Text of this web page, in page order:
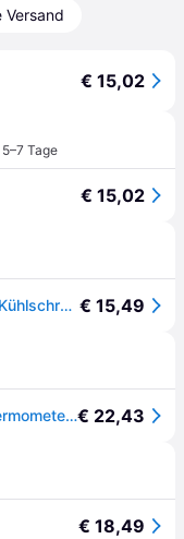
Versand
€ 15,02
5–7 Tage
€ 15,02
TFA Kühl- / Gefrierthermometer digital, Kühlschrank Zubehör, Weiss, Blau € 15,49
TFA - Digitales Kühl-Gefrierschrank-Thermometer 30.1042 - weiß/eisblau€ 22,43
€ 18,49